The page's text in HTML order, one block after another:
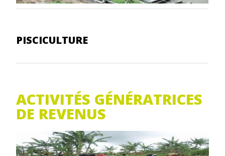
PISCICULTURE
ACTIVITÉS GÉNÉRATRICES
DE REVENUS